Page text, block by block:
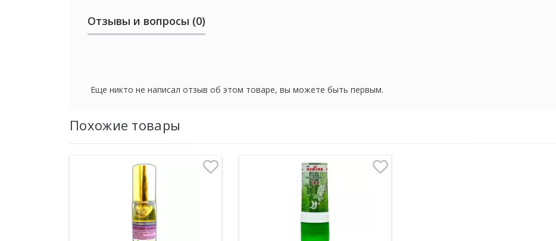
Отзывы и вопросы (0)
Еще никто не написал отзыв об этом товаре, вы можете быть первым.
Похожие товары